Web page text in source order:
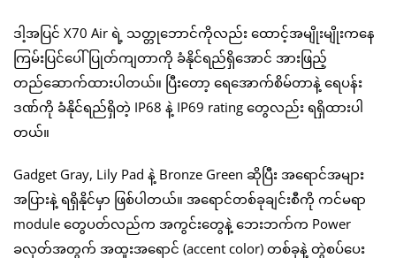
ဒါ့အပြင် X70 Air ရဲ့ သတ္တုဘောင်ကိုလည်း ထောင့်အမျိုးမျိုးကနေ
ကြမ်းပြင်ပေါ် ပြုတ်ကျတာကို ခံနိုင်ရည်ရှိအောင် အားဖြည့်
တည်ဆောက်ထားပါတယ်။ ပြီးတော့ ရေအောက်စိမ်တာနဲ့ ရေပန်း
ဒဏ်ကို ခံနိုင်ရည်ရှိတဲ့ IP68 နဲ့ IP69 rating တွေလည်း ရရှိထားပါ
တယ်။
Gadget Gray, Lily Pad နဲ့ Bronze Green ဆိုပြီး အရောင်အများ
အပြားနဲ့ ရရှိနိုင်မှာ ဖြစ်ပါတယ်။ အရောင်တစ်ခုချင်းစီကို ကင်မရာ
module တွေပတ်လည်က အကွင်းတွေနဲ့ ဘေးဘက်က Power
ခလုတ်အတွက် အထူးအရောင် (accent color) တစ်ခုနဲ့ တွဲစပ်ပေး